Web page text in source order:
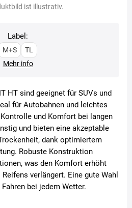
ist illustrativ.
Label:
M+S
TL
Mehr info
HT sind geeignet für SUVs und
für Autobahnen und leichtes
und Komfort bei langen
und bieten eine akzeptable
dank optimiertem
Robuste Konstruktion
was den Komfort erhöht
verlängert. Eine gute Wahl
bei jedem Wetter.